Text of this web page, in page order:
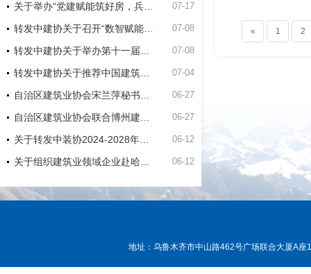
07-17
07-08
07-08
07-04
06-27
06-27
06-12
06-12
« 1 2
地址：乌鲁木齐市中山路462号广场联合大厦A座